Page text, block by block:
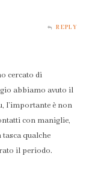
REPLY
cercato di
abbiamo avuto il
l’importante è non
con maniglie,
qualche
il periodo.